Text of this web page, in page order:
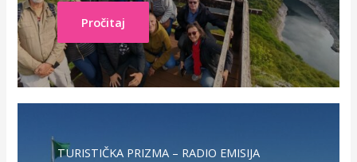
Pročitaj
TURISTIČKA PRIZMA – RADIO EMISIJA